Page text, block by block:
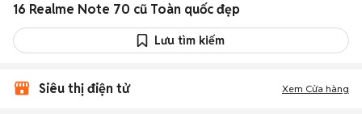
16 Realme Note 70 cũ Toàn quốc đẹp
Lưu tìm kiếm
Siêu thị điện tử Xem Cửa hàng